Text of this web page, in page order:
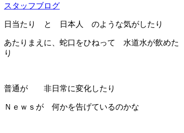
スタッフブログ
日当たり と 日本人 のような気がしたり
あたりまえに、蛇口をひねって 水道水が飲めた
り
普通が 非日常に変化したり
Ｎｅｗｓが 何かを告げているのかな